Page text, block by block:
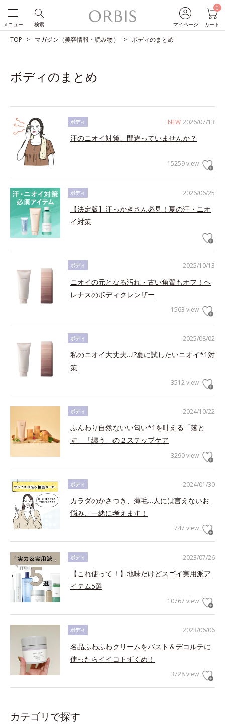
マイページ
0
カート
検索
メニュー
TOP マガジン（美容情報・読み物） ボディのまとめ
ボディのまとめ
NEW 2026/07/13
ボディ
汗のニオイ対策、間違っていませんか？
15259 view
2026/06/25
ボディ
【決定版】汗っかきさん必見！夏の汗・ニオ
イ対策
2025/10/13
ボディ
ニオイの元となる汚れ・古い角質もオフ！ヘ
レナスのボディクレンザー
1563 view
2025/08/02
ボディ
私のニオイ大丈夫…!?夏に試したいニオイ*1対
策
3512 view
2024/10/22
ボディ
ふんわり自然ないい匂い*1を叶える「落と
す」「纏う」の２ステップケア
3290 view
2024/01/30
ボディ
カラダのかさつき、薄毛…人には言えないお
悩み、一緒に考えます！
747 view
2023/07/26
ボディ
【これ使って！】地味だけどスゴイ実用派ア
イテム5選
10767 view
2023/06/06
ボディ
名品ふわふわクリームをバスト＆デコルテに
使ったらイイコトずくめ！
3728 view
カテゴリで探す